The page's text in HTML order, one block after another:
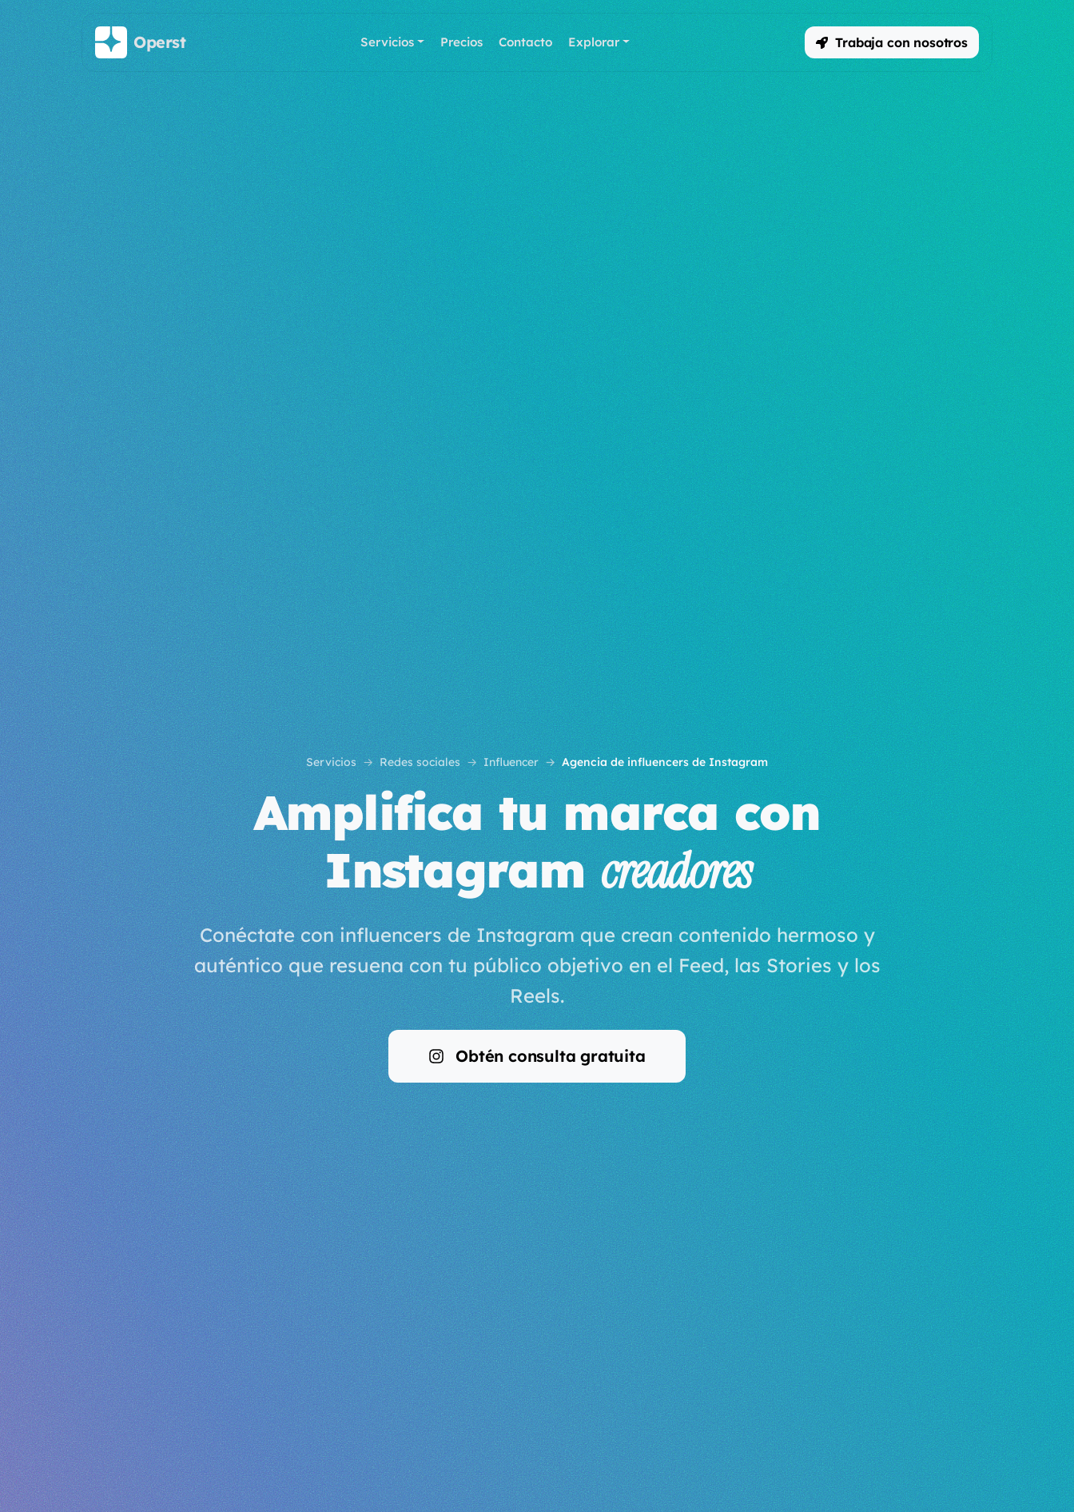
Saltar al contenido principal
Operst Servicios Precios Contacto Explorar Trabaja con nosotros
Servicios Redes sociales Influencer Agencia de influencers de Instagram
Amplifica tu marca con
Instagramcreadores
Conéctate con influencers de Instagram que crean contenido hermoso y
auténtico que resuena con tu público objetivo en el Feed, las Stories y los
Reels.
Obtén consulta gratuita